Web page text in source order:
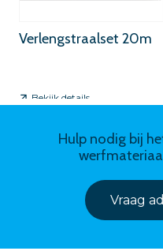
Verlengstraalset 20m
Bekijk details
Hulp nodig bij
Vraag